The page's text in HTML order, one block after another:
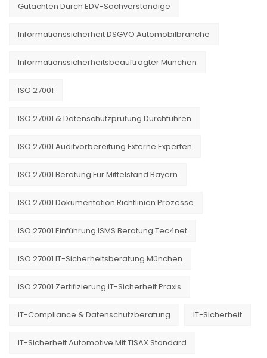
Gutachten Durch EDV-Sachverständige
Informationssicherheit DSGVO Automobilbranche
Informationssicherheitsbeauftragter München
ISO 27001
ISO 27001 & Datenschutzprüfung Durchführen
ISO 27001 Auditvorbereitung Externe Experten
ISO 27001 Beratung Für Mittelstand Bayern
ISO 27001 Dokumentation Richtlinien Prozesse
ISO 27001 Einführung ISMS Beratung Tec4net
ISO 27001 IT-Sicherheitsberatung München
ISO 27001 Zertifizierung IT-Sicherheit Praxis
IT-Compliance & Datenschutzberatung IT-Sicherheit
IT-Sicherheit Automotive Mit TISAX Standard